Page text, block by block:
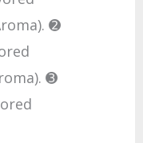
➋
➌